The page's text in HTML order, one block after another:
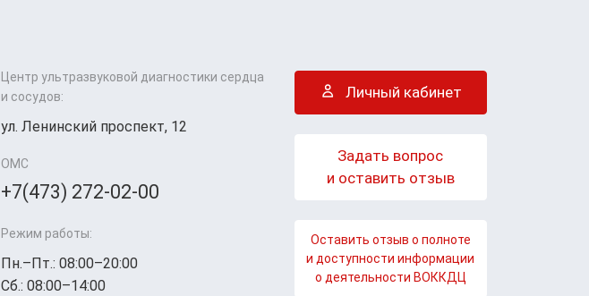
Центр ультразвуковой диагностики сердца
и сосудов:
ул. Ленинский проспект, 12
ОМС
+7(473) 272-02-00
Режим работы:
Пн.–Пт.: 08:00–20:00
Сб.: 08:00–14:00
Личный кабинет
Задать вопрос
и оставить отзыв
Оставить отзыв о полноте
и доступности информации
о деятельности ВОККДЦ